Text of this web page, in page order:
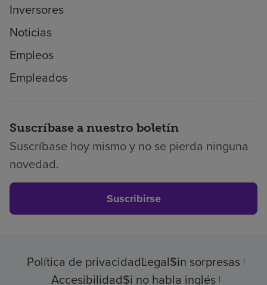
Inversores
Noticias
Empleos
Empleados
Suscríbase a nuestro boletín
Suscríbase hoy mismo y no se pierda ninguna
novedad.
Suscribirse
Política de privacidadLegalSin sorpresas
AccesibilidadSi no habla inglés